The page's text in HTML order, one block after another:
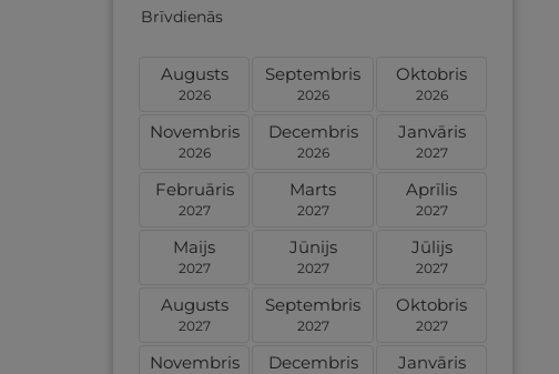
Brīvdienās
Augusts
2026
Septembris
2026
Oktobris
2026
Novembris
2026
Decembris
2026
Janvāris
2027
Februāris
2027
Marts
2027
Aprīlis
2027
Maijs
2027
Jūnijs
2027
Jūlijs
2027
Augusts
2027
Septembris
2027
Oktobris
2027
Novembris Decembris Janvāris